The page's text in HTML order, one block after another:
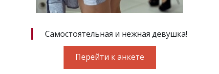
Самостоятельная и нежная девушка!
Перейти к анкете